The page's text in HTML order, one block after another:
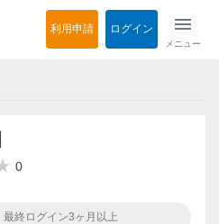
利用申請 ログイン menu
メニュー
0
最終ログイン3ヶ月以上